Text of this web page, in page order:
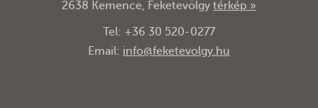
2638 Kemence, Feketevölgy térkép »
Tel: +36 30 520-0277
Email: info@feketevolgy.hu